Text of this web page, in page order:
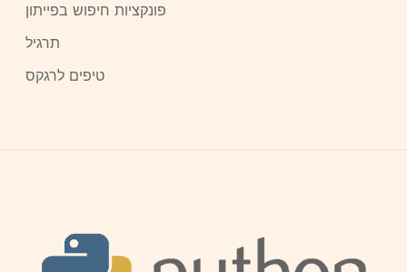
פונקציות חיפוש בפייתון
תרגיל
טיפים לרגקס